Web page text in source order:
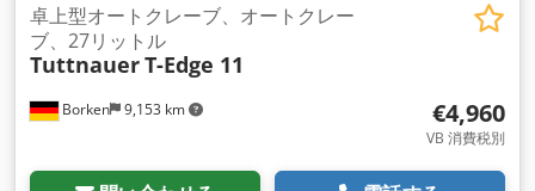
Borken 9,153 km
卓上型オートクレーブ、オートクレー
ブ、27リットル
TuttnauerT-Edge 11
€4,960
VB 消費税別